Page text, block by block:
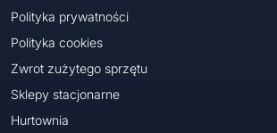
Polityka prywatności
Polityka cookies
Zwrot zużytego sprzętu
Sklepy stacjonarne
Hurtownia